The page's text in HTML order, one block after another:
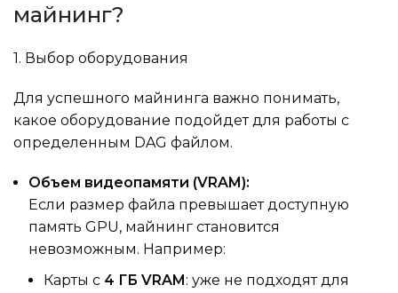
майнинг?
1. Выбор оборудования
Для успешного майнинга важно понимать,
какое оборудование подойдет для работы с
определенным DAG файлом.
Объем видеопамяти (VRAM):
Если размер файла превышает доступную
память GPU, майнинг становится
невозможным. Например:
Карты с 4 ГБ VRAM : уже не подходят для